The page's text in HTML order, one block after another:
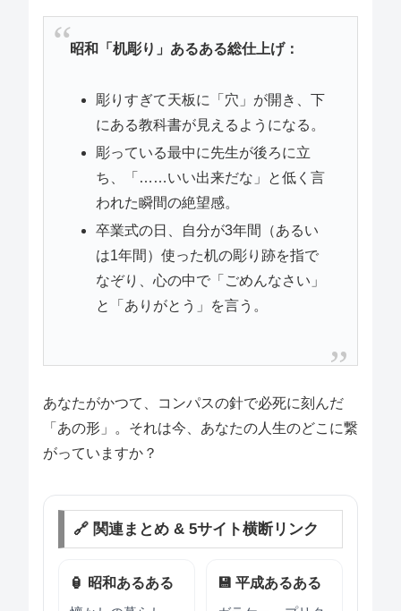
昭和「机彫り」あるある総仕上げ：
彫りすぎて天板に「穴」が開き、下
にある教科書が見えるようになる。
彫っている最中に先生が後ろに立
ち、「……いい出来だな」と低く言
われた瞬間の絶望感。
卒業式の日、自分が3年間（あるい
は1年間）使った机の彫り跡を指で
なぞり、心の中で「ごめんなさい」
と「ありがとう」を言う。
あなたがかつて、コンパスの針で必死に刻んだ
「あの形」。それは今、あなたの人生のどこに繋
がっていますか？
🔗 関連まとめ & 5サイト横断リンク
🏮 昭和あるある 💾 平成あるある